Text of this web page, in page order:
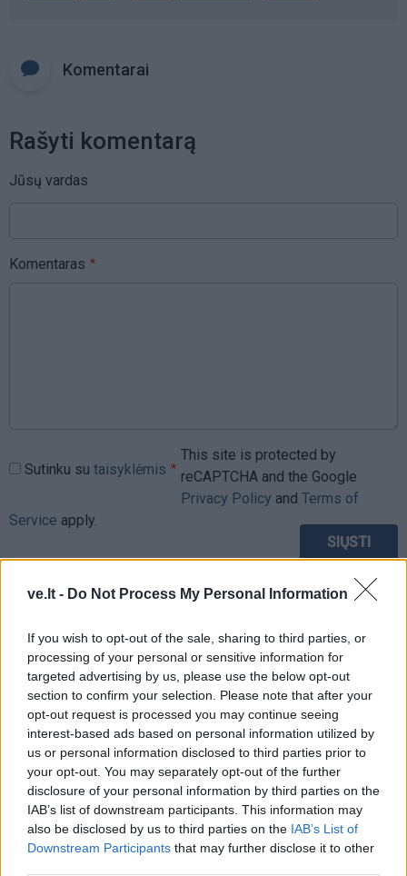
ve.lt - Do Not Process My Personal Information
If you wish to opt-out of the sale, sharing to third parties, or
processing of your personal or sensitive information for
targeted advertising by us, please use the below opt-out
section to confirm your selection. Please note that after your
opt-out request is processed you may continue seeing
interest-based ads based on personal information utilized by
us or personal information disclosed to third parties prior to
your opt-out. You may separately opt-out of the further
disclosure of your personal information by third parties on the
IAB’s list of downstream participants. This information may
also be disclosed by us to third parties on the IAB’s List of
Downstream Participants that may further disclose it to other
Komentarai
Rašyti komentarą
Jūsų vardas
Komentaras
Sutinku su taisyklėmis
This site is protected by
reCAPTCHA and the Google
Privacy Policy and Terms of
Service apply.
TAIP PAT SKAITYKITE